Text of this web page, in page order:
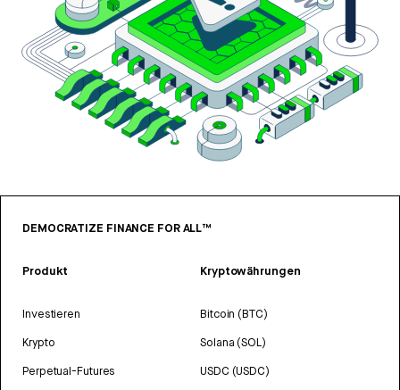
DEMOCRATIZE FINANCE FOR ALL™
Produkt
Investieren
Krypto
Perpetual-Futures
Kryptowährungen
Bitcoin (BTC)
Solana (SOL)
USDC (USDC)